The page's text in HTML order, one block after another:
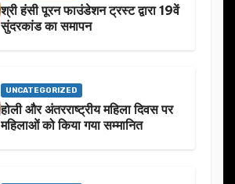
श्री हंसी पूरन फाउंडेशन ट्रस्ट द्वारा 19वें
सुंदरकांड का समापन
UNCATEGORIZED
होली और अंतरराष्ट्रीय महिला दिवस पर
महिलाओं को किया गया सम्मानित